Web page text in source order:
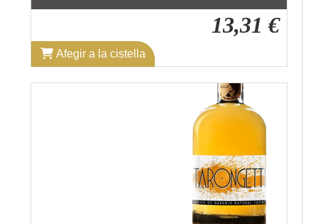
13,31 €
Afegir a la cistella